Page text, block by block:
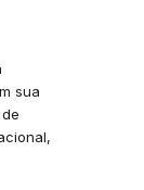
sua